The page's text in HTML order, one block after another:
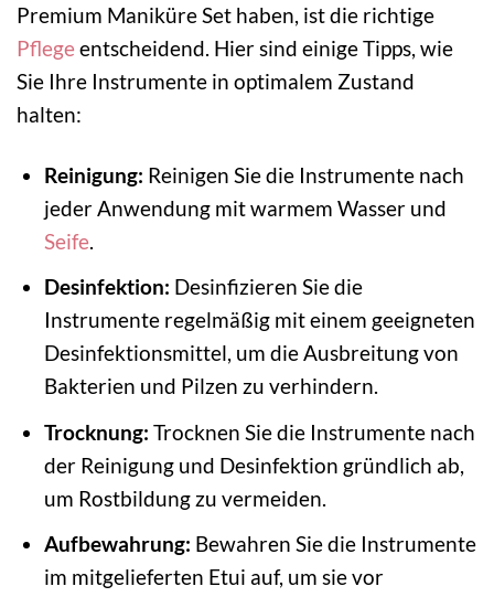
Premium Maniküre Set haben, ist die richtige
Pflegeentscheidend. Hier sind einige Tipps, wie
Sie Ihre Instrumente in optimalem Zustand
halten:
Reinigung: Reinigen Sie die Instrumente nach
jeder Anwendung mit warmem Wasser und
Seife.
Desinfektion: Desinfizieren Sie die
Instrumente regelmäßig mit einem geeigneten
Desinfektionsmittel, um die Ausbreitung von
Bakterien und Pilzen zu verhindern.
Trocknung: Trocknen Sie die Instrumente nach
der Reinigung und Desinfektion gründlich ab,
um Rostbildung zu vermeiden.
Aufbewahrung: Bewahren Sie die Instrumente
im mitgelieferten Etui auf, um sie vor